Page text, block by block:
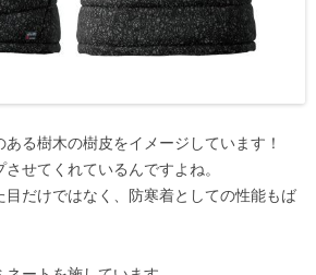
る樹木の樹皮をイメージしています！
せてくれているんですよね。
目だけではなく、防寒着としての性能もば